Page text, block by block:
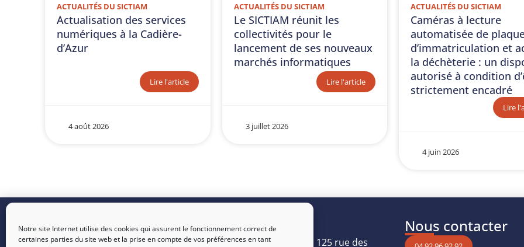
Notre site Internet utilise des cookies qui assurent le fonctionnement correct de
certaines parties du site web et la prise en compte de vos préférences en tant
ACTUALITÉS DU SICTIAM
Actualisation des services
numériques à la Cadière-
d’Azur
Lire l'article
4 août 2026
ACTUALITÉS DU SICTIAM
Le SICTIAM réunit les
collectivités pour le
lancement de ses nouveaux
marchés informatiques
Lire l'article
3 juillet 2026
ACTUALITÉS DU SICTIAM
Caméras à lecture
automatisée de
d’immatriculation et
la déchèterie : un
autorisé à condition
strictement encadré
Lire
4 juin 2026
SICTIAM :Opérateur public
de services numériques et
Nous trouver
SOPHIA : Les Oréades, 125 rue des
Nous contacter